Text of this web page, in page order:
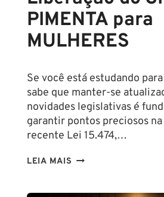
PIMENTA para
MULHERES
Se você está estudando
sabe que manter-se
novidades legislativas é
garantir pontos preciosos na
recente Lei 15.474,…
LEIA MAIS LIBERAÇÃO